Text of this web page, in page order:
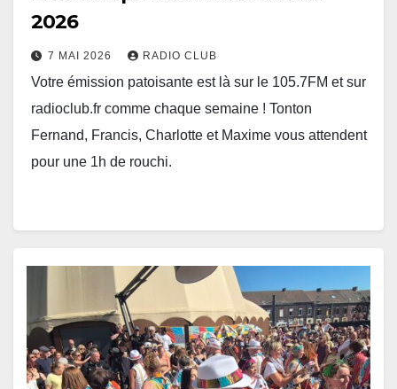
2026
7 MAI 2026 RADIO CLUB
Votre émission patoisante est là sur le 105.7FM et sur
radioclub.fr comme chaque semaine ! Tonton
Fernand, Francis, Charlotte et Maxime vous attendent
pour une 1h de rouchi.